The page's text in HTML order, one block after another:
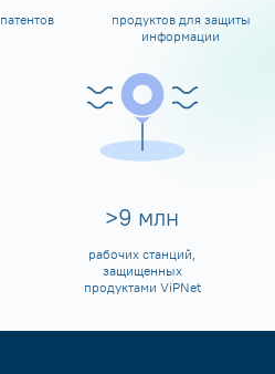
патентов
продуктов для защиты
информации
>10 млн
рабочих станций,
защищенных
продуктами ViPNet